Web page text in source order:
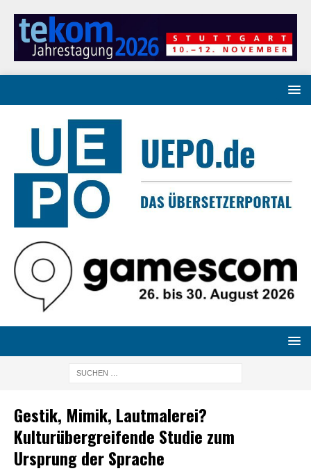
Gestik, Mimik, Lautmalerei?
Kulturübergreifende Studie zum
Ursprung der Sprache